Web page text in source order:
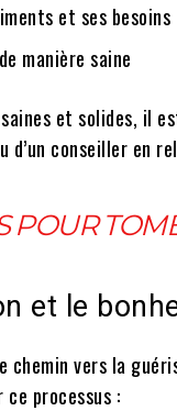
et ses besoins
manière saine
et solides, il
d’un conseiller en
POUR
et le
chemin vers la
processus :